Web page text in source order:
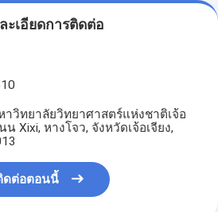
ะเอียดการติดต่อ
าวิทยาลัยวิทยาศาสตร์แห่งชาติเจ้อ
น Xixi, หางโจว, จังหวัดเจ้อเจียง,
ดต่อตอนนี้